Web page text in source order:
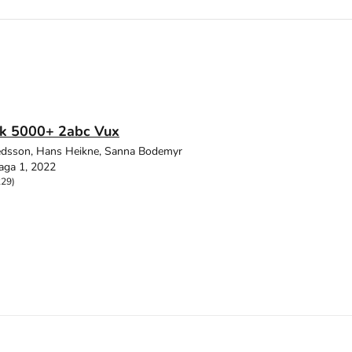
5000+ 2abc Vux
Hans Heikne, Sanna Bodemyr
1, 2022